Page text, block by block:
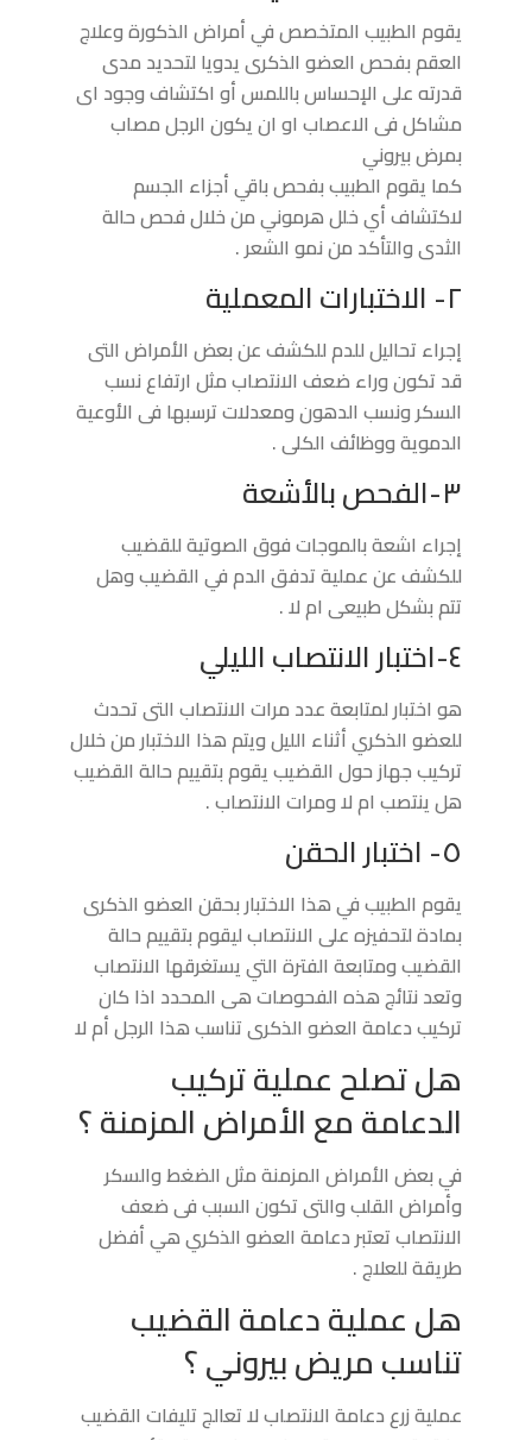
يقوم الطبيب المتخصص في أمراض الذكورة وعلاج
العقم بفحص العضو الذكرى يدويا لتحديد مدى
قدرته على الإحساس باللمس أو اكتشاف وجود اى
مشاكل فى الاعصاب او ان يكون الرجل مصاب
بمرض بيروني
كما يقوم الطبيب بفحص باقي أجزاء الجسم
لاكتشاف أي خلل هرموني من خلال فحص حالة
الثدى والتأكد من نمو الشعر .
٢- الاختبارات المعملية
إجراء تحاليل للدم للكشف عن بعض الأمراض التى
قد تكون وراء ضعف الانتصاب مثل ارتفاع نسب
السكر ونسب الدهون ومعدلات ترسبها فى الأوعية
الدموية ووظائف الكلى .
٣-الفحص بالأشعة
إجراء اشعة بالموجات فوق الصوتية للقضيب
للكشف عن عملية تدفق الدم في القضيب وهل
تتم بشكل طبيعى ام لا .
٤-اختبار الانتصاب الليلي
هو اختبار لمتابعة عدد مرات الانتصاب التى تحدث
للعضو الذكري أثناء الليل ويتم هذا الاختبار من خلال
تركيب جهاز حول القضيب يقوم بتقييم حالة القضيب
هل ينتصب ام لا ومرات الانتصاب .
٥- اختبار الحقن
يقوم الطبيب في هذا الاختبار بحقن العضو الذكرى
بمادة لتحفيزه على الانتصاب ليقوم بتقييم حالة
القضيب ومتابعة الفترة التي يستغرقها الانتصاب
وتعد نتائج هذه الفحوصات هى المحدد اذا كان
تركيب دعامة العضو الذكرى تناسب هذا الرجل أم لا
هل تصلح عملية تركيب
الدعامة مع الأمراض المزمنة ؟
في بعض الأمراض المزمنة مثل الضغط والسكر
وأمراض القلب والتى تكون السبب فى ضعف
الانتصاب تعتبر دعامة العضو الذكري هي أفضل
طريقة للعلاج .
هل عملية دعامة القضيب
تناسب مريض بيروني ؟
عملية زرع دعامة الانتصاب لا تعالج تليفات القضيب